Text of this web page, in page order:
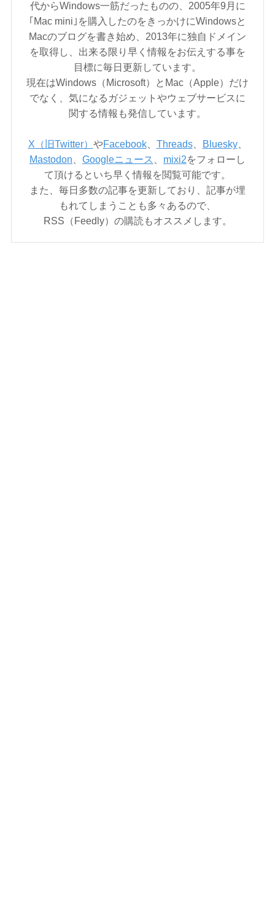
代からWindows一筋だったものの、2005年9月に
｢Mac mini｣を購入したのをきっかけにWindowsと
Macのブログを書き始め、2013年に独自ドメイン
を取得し、出来る限り早く情報をお伝えする事を
目標に毎日更新しています。
現在はWindows（Microsoft）とMac（Apple）だけ
でなく、気になるガジェットやウェブサービスに
関する情報も発信しています。
X（旧Twitter） やFacebook、 Threads、 Bluesky、
Mastodon
Googleニュース mixi2をフォローし
て頂けるといち早く情報を閲覧可能です。
また、毎日多数の記事を更新しており、記事が埋
もれてしまうことも多々あるので、
RSS（Feedly）の購読もオススメします。